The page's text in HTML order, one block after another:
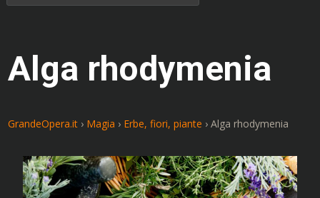
Alga rhodymenia
GrandeOpera.it › Magia › Erbe, fiori, piante ›Alga rhodymenia